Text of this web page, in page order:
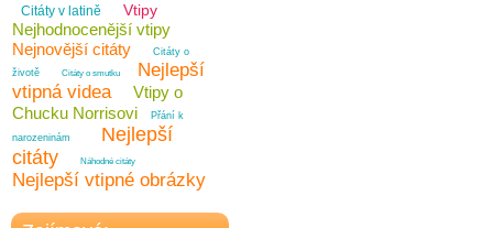
Citáty v latině Vtipy
Nejhodnocenější vtipy
Nejnovější citáty
Citáty o
životě
Citáty o smutku
Nejlepší
vtipná videa
Vtipy o
Chucku Norrisovi
Přání k
narozeninám
Nejlepší
citáty
Náhodné citáty
Nejlepší vtipné obrázky